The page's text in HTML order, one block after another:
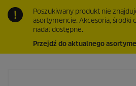
Poszukiwany produkt nie
asortymencie. Akcesoria, środki
nadal dostępne.
Przejdź do aktualnego